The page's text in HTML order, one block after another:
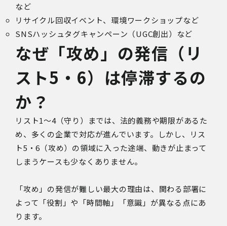
など
リサイクル回収イベント、環境ワークショップなど
SNSハッシュタグキャンペーン（UGC創出）など
なぜ「攻め」の発信（リ
スト5・6）は停滞するの
か？
リスト1〜4（守り）までは、法的義務や期限があるた
め、多くの企業で対応が進んでいます。しかし、リス
ト5・6（攻め）の領域に入った途端、動きが止まって
しまうケースも少なくありません。
「攻め」の発信が難しい最大の理由は、関わる部署に
よって「役割」や「時間軸」「意識」が異なる点にあ
ります。